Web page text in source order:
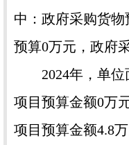
中：政府采购货
预算0万元，政府
2024年，单位
项目预算金额0万
项目预算金额4.8万